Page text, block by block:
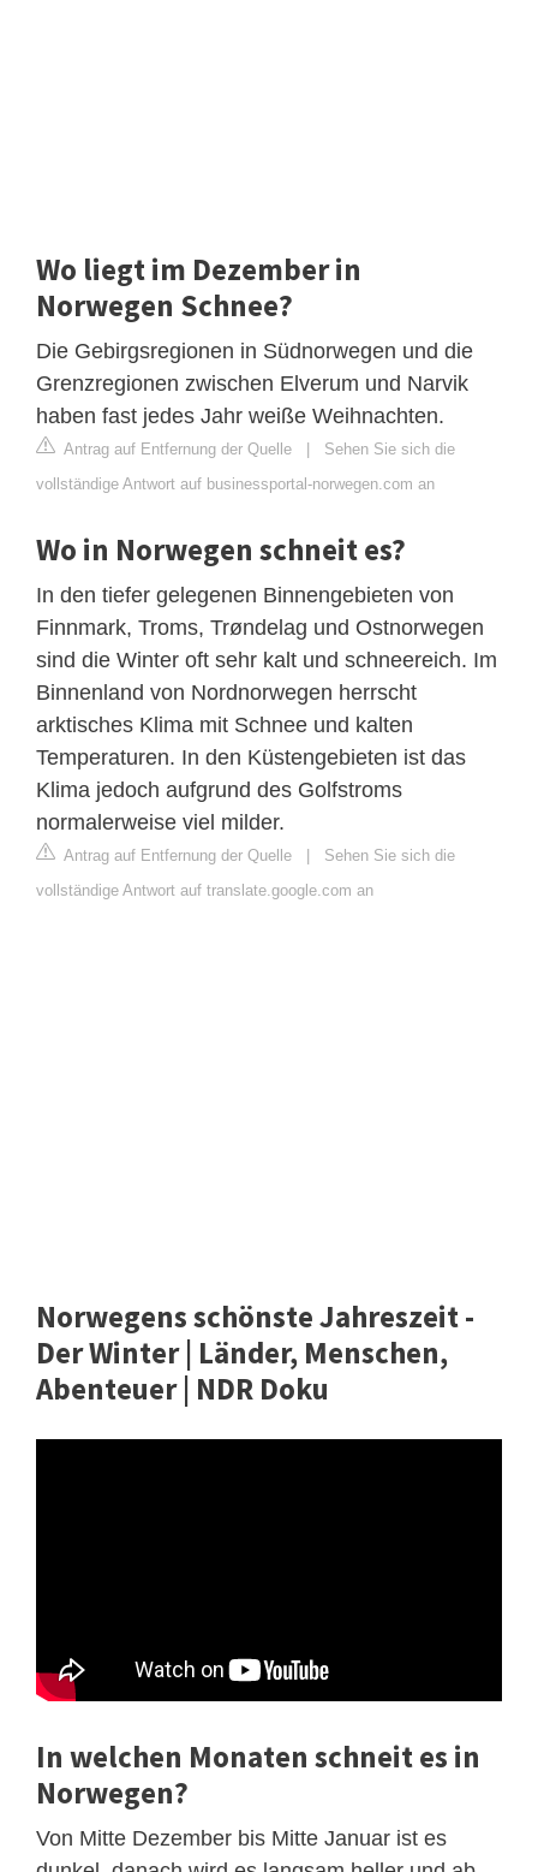
Wo liegt im Dezember in
Norwegen Schnee?
Die Gebirgsregionen in Südnorwegen und die
Grenzregionen zwischen Elverum und Narvik
haben fast jedes Jahr weiße Weihnachten.
Antrag auf Entfernung der Quelle
Sehen Sie sich die
vollständige Antwort auf businessportal-norwegen.com an
Wo in Norwegen schneit es?
In den tiefer gelegenen Binnengebieten von
Finnmark, Troms, Trøndelag und Ostnorwegen
sind die Winter oft sehr kalt und schneereich. Im
Binnenland von Nordnorwegen herrscht
arktisches Klima mit Schnee und kalten
Temperaturen. In den Küstengebieten ist das
Klima jedoch aufgrund des Golfstroms
normalerweise viel milder.
Antrag auf Entfernung der Quelle
Sehen Sie sich die
vollständige Antwort auf translate.google.com an
Norwegens schönste Jahreszeit -
Der Winter | Länder, Menschen,
Abenteuer | NDR Doku
In welchen Monaten schneit es in
Norwegen?
Von Mitte Dezember bis Mitte Januar ist es